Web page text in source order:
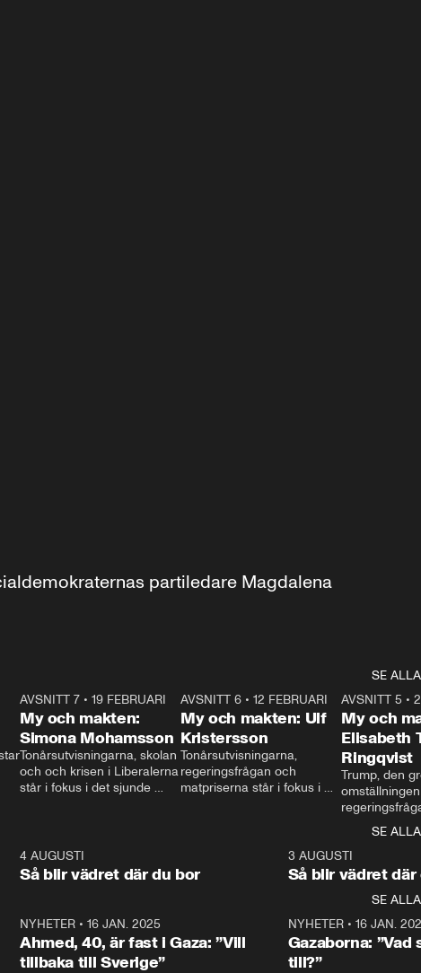
partiledare Magdalena
SE ALLA
24:30
AVSNITT 7• 19 FEBRUARI
My och makten:
Simona Mohamsson
Tonårsutvisningarna, skolan
och och krisen i Liberalerna
står i fokus i det sjunde
kommentator My
Rohwedder ställer
utbildnings- och
Mohamsson till svars.
27:30
AVSNITT 6 •12 FEBRUARI
My och makten: Ulf
Kristersson
Tonårsutvisningarna,
regeringsfrågan och
matpriserna står i fokus i
Rohwedder ställer
statsminister Ulf Kristersson
AVSNITT 5 •
My och
Elisabeth
Ringqvist
Trump, den
centrum i
avsnittet av
Makten”. Se
Aftonbladets
Rohwedder
Thand Ring
SE ALLA
4 AUGUSTI
Så blir vädret där du bor
3 AUGUSTI
Så blir vädret där
SE ALLA
NYHETER• 16 JAN. 2025
Ahmed, 40, är fast i Gaza: ”Vill
tillbaka till Sverige”
NYHETER• 16 JAN.
Gazaborna:
till?”